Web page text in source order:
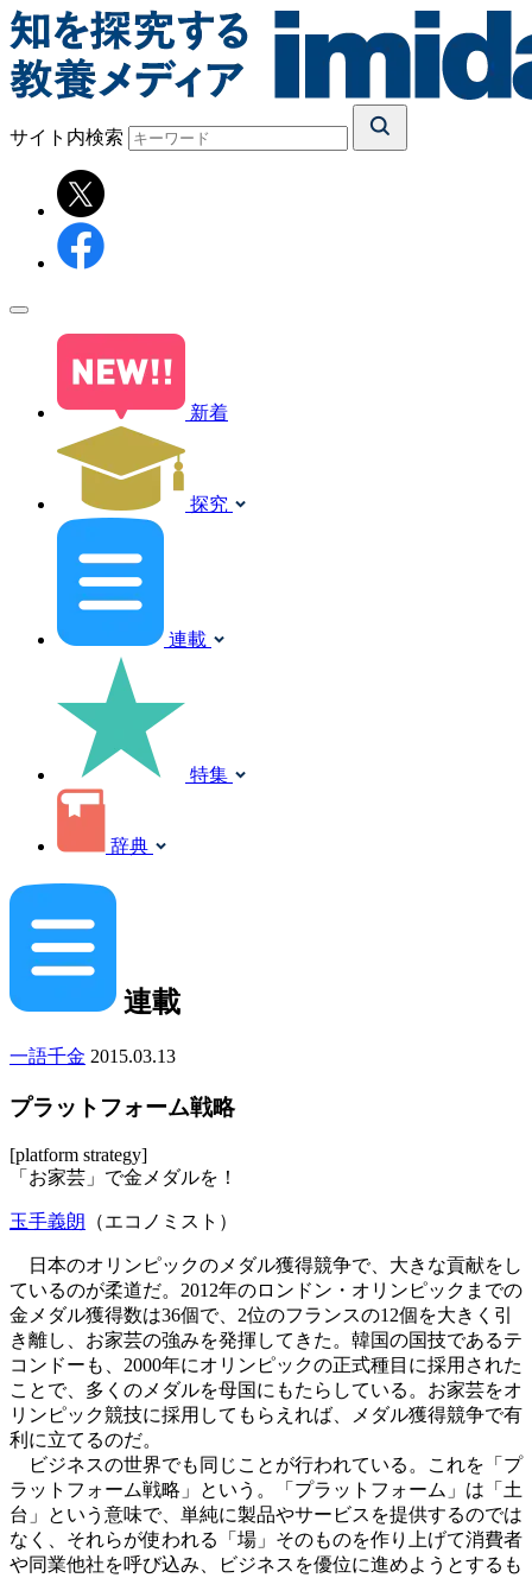
サイト内検索
新着
探究
連載
特集
辞典
連載
一語千金 2015.03.13
プラットフォーム戦略
[platform strategy]
「お家芸」で金メダルを！
玉手義朗 （エコノミスト）
日本のオリンピックのメダル獲得競争で、大きな貢献をし
ているのが柔道だ。2012年のロンドン・オリンピックまでの
金メダル獲得数は36個で、2位のフランスの12個を大きく引
き離し、お家芸の強みを発揮してきた。韓国の国技であるテ
コンドーも、2000年にオリンピックの正式種目に採用された
ことで、多くのメダルを母国にもたらしている。お家芸をオ
リンピック競技に採用してもらえれば、メダル獲得競争で有
利に立てるのだ。
ビジネスの世界でも同じことが行われている。これを「プ
ラットフォーム戦略」という。「プラットフォーム」は「土
台」という意味で、単純に製品やサービスを提供するのでは
なく、それらが使われる「場」そのものを作り上げて消費者
や同業他社を呼び込み、ビジネスを優位に進めようとするも